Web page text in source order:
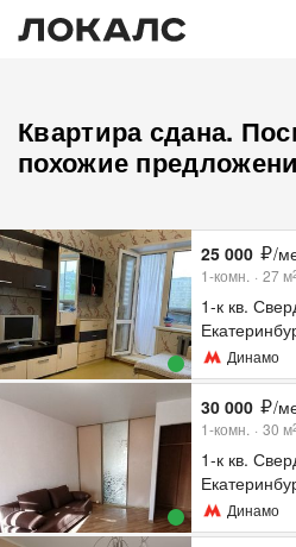
Квартира сдана.
похожие
25 000 /
1-комн. 27 м
1-к кв.
Динамо
30 000 /
1-комн. 30 м
1-к кв.
м²) Динамо